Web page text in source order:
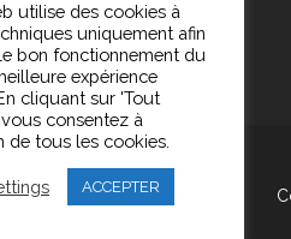
contacter
utilise des cookies à
uniquement afin
bon fonctionnement du
expérience
cliquant sur 'Tout
consentez à
de tous les cookies.
ACCEPTER